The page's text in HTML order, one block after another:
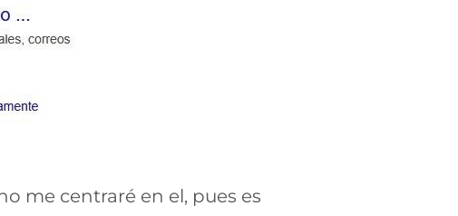
me centraré en el, pues es